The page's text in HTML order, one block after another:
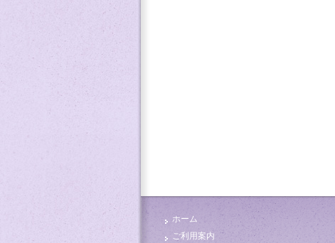
ホーム
ご利用案内